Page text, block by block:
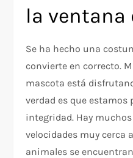
la ventana
Se ha hecho una
convierte en correcto.
mascota está
verdad es que estamos
integridad. Hay
velocidades muy cerca
animales se